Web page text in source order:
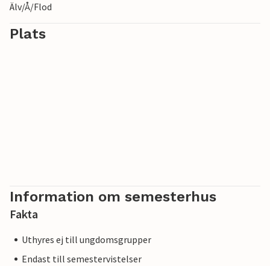
Älv/Å/Flod
Plats
Information om semesterhus
Fakta
Uthyres ej till ungdomsgrupper
Endast till semestervistelser